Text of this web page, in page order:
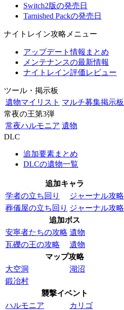
Switch2版の発売日
Tarnished Packの発売日
ナイトレイン攻略メニュー
アップデート情報まとめ
メンテナンスの最新情報
ナイトレイン評価レビュー
ツール・掲示板
遺物マイリスト マルチ募集掲示板
常夜の王第3弾
常夜ハルモニア 遺物
DLC
追加要素まとめ
DLCの遺物一覧
追加キャラ
学者の立ち回り
ジャーナル攻略
葬儀屋の立ち回り ジャーナル攻略
追加ボス
安寧者たちの攻略 遺物
瓦礫の王の攻略
遺物
マップ攻略
大空洞
湖沼
鍛冶村
襲撃イベント
ハルモニア
カリゴ